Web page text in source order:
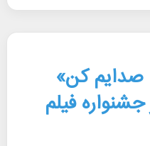
صدایم کن»
فیلم